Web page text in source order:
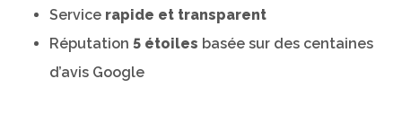
Service rapide et transparent
Réputation 5 étoiles basée sur des centaines
d’avis Google